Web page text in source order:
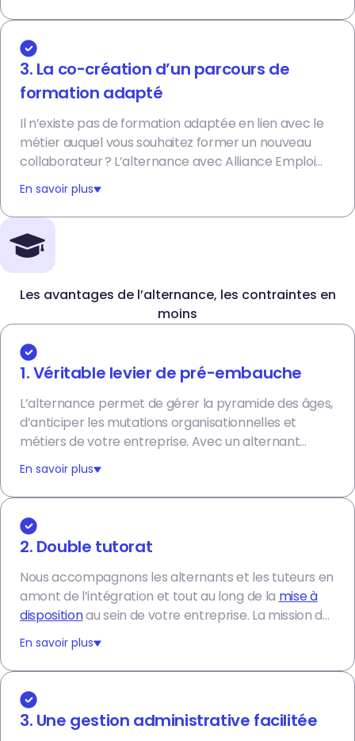
3. La co-création d’un parcours de
formation adapté
Il n’existe pas de formation adaptée en lien avec le
métier auquel vous souhaitez former un nouveau
collaborateur ? L’alternance avec Alliance Emploi
est une solution qui vous permet de créer des
parcours de formation sur mesure en lien avec
notre réseau privilégié d’écoles et de partenaires.
En savoir plus
Les avantages de l’alternance, les contraintes en
moins
1. Véritable levier de pré-embauche
L’alternance permet de gérer la pyramide des âges,
d’anticiper les mutations organisationnelles et
métiers de votre entreprise. Avec un alternant
Alliance Emploi, vous permettez la
compétences
meilleure compétitivité et un gain de temps et
d’argent à l’avenir.
En savoir plus
2. Double tutorat
Nous accompagnons les alternants et les tuteurs en
amont de l’intégration et tout au long de la mise à
dispositionau sein de votre entreprise. La mission du
tuteur Alliance Emploi consiste à suivre au niveau RH
l'alternant en collaboration avec vos équipes et en
lien avec l'école. Cet appui permet à votre tuteur de
se focaliser pleinement sur le développement des
compétences du jeune recruté.
En savoir plus
3. Une gestion administrative facilitée